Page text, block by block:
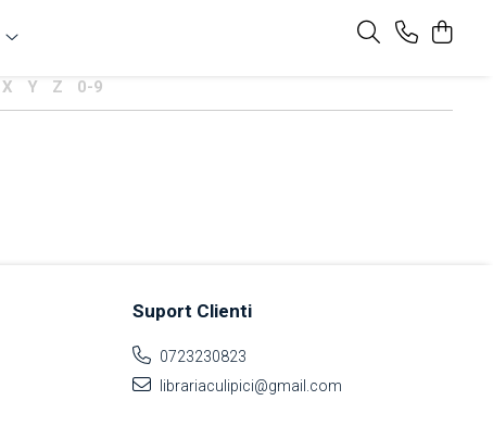
X Y Z 0-9
Suport Clienti
0723230823
librariaculipici@gmail.com